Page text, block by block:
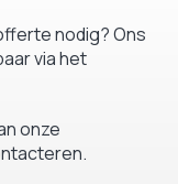
nodig? Ons
via het
onze